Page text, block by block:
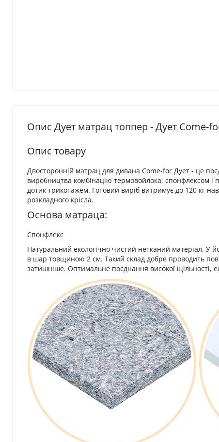
Опис Дует матрац топпер - Дует Come-
Опис товару
Двосторонній матрац для дивана Come-for Дует - це
виробництва комбінацію термовойлока, спонфлексом
дотик трикотажем. Готовий виріб витримує до 120 кг
розкладного крісла.
Основа матраца:
Спонфлекс
Натуральний екологічно чистий нетканий матеріал. У
в шар товщиною 2 см. Такий склад добре проводить
затишніше. Оптимальне поєднання високої щільності,